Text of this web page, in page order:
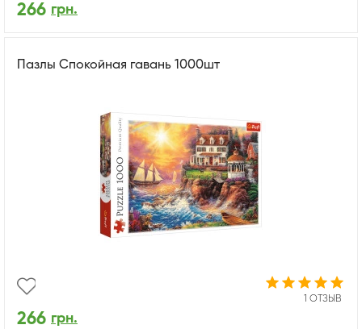
266 грн.
Пазлы Спокойная гавань 1000шт
1 ОТЗЫВ
266 грн.